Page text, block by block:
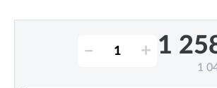
– + 1
1